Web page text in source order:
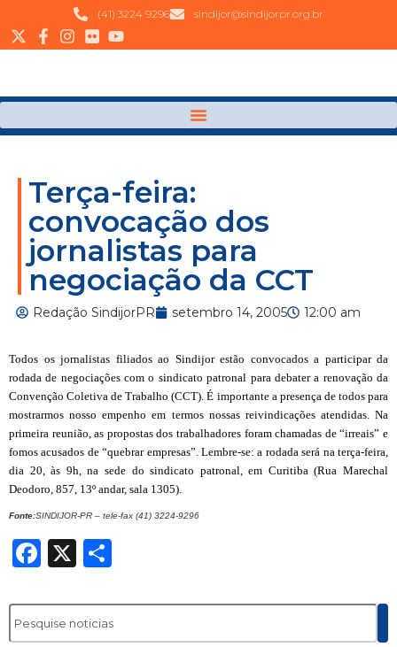
(41) 3224 9296 sindijor@sindijorpr.org.br
Terça-feira:
convocação dos
jornalistas para
negociação da CCT
Redação SindijorPR setembro 14, 2005 12:00 am
Todos os jornalistas filiados ao Sindijor estão convocados a participar da
rodada de negociaçõescom o sindicato patronal para debater a renovação da
Convenção Coletiva de Trabalho (CCT). É importante a presença de todos para
mostrarmos nosso empenho em termos nossas reivindicações atendidas. Na
primeira reunião, as propostas dos trabalhadores foram chamadas de “irreais” e
fomos acusados de “quebrar empresas”. Lembre-se: a rodada será na terça-feira,
dia 20, às 9h, na sede dosindicato patronal ,em Curitiba (Rua Marechal
Deodoro, 857, 13º andar, sala 1305).
Fonte:SINDIJOR-PR – tele-fax (41) 3224-9296
Facebook
X